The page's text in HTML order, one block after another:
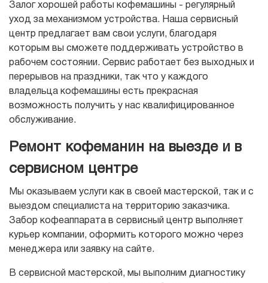
Залог хорошей работы кофемашины - регулярный
уход за механизмом устройства. Наша сервисный
центр предлагает вам свои услуги, благодаря
которым вы сможете поддерживать устройство в
рабочем состоянии. Сервис работает без выходных и
перерывов на праздники, так что у каждого
владельца кофемашины есть прекрасная
возможность получить у нас квалифицированное
обслуживание.
Ремонт кофеманин на выезде и в
сервисном центре
Мы оказываем услуги как в своей мастерской, так и с
выездом специалиста на территорию заказчика.
Забор кофеаппарата в сервисный центр выполняет
курьер компании, оформить которого можно через
менеджера или заявку на сайте.
В сервисной мастерской, мы выполним диагностику